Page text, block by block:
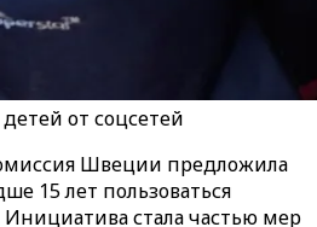
от соцсетей
Швеции предложила
15 лет пользоваться
стала частью мер